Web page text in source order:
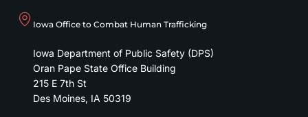
Iowa Office to Combat Human Trafficking
Iowa Department of Public Safety (DPS)
Oran Pape State Office Building
215 E 7th St
Des Moines, IA 50319